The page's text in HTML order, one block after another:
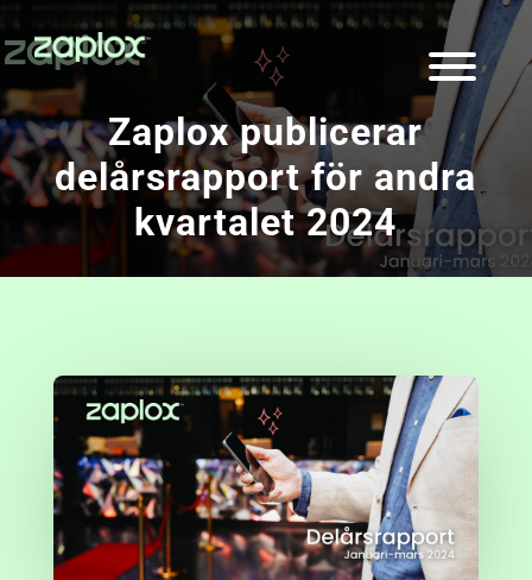
Zaplox publicerar
delårsrapport för andra
kvartalet 2024